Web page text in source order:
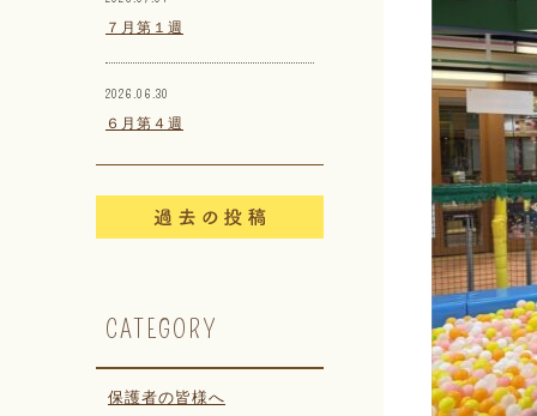
７月第１週
2026.06.30
６月第４週
CATEGORY
保護者の皆様へ